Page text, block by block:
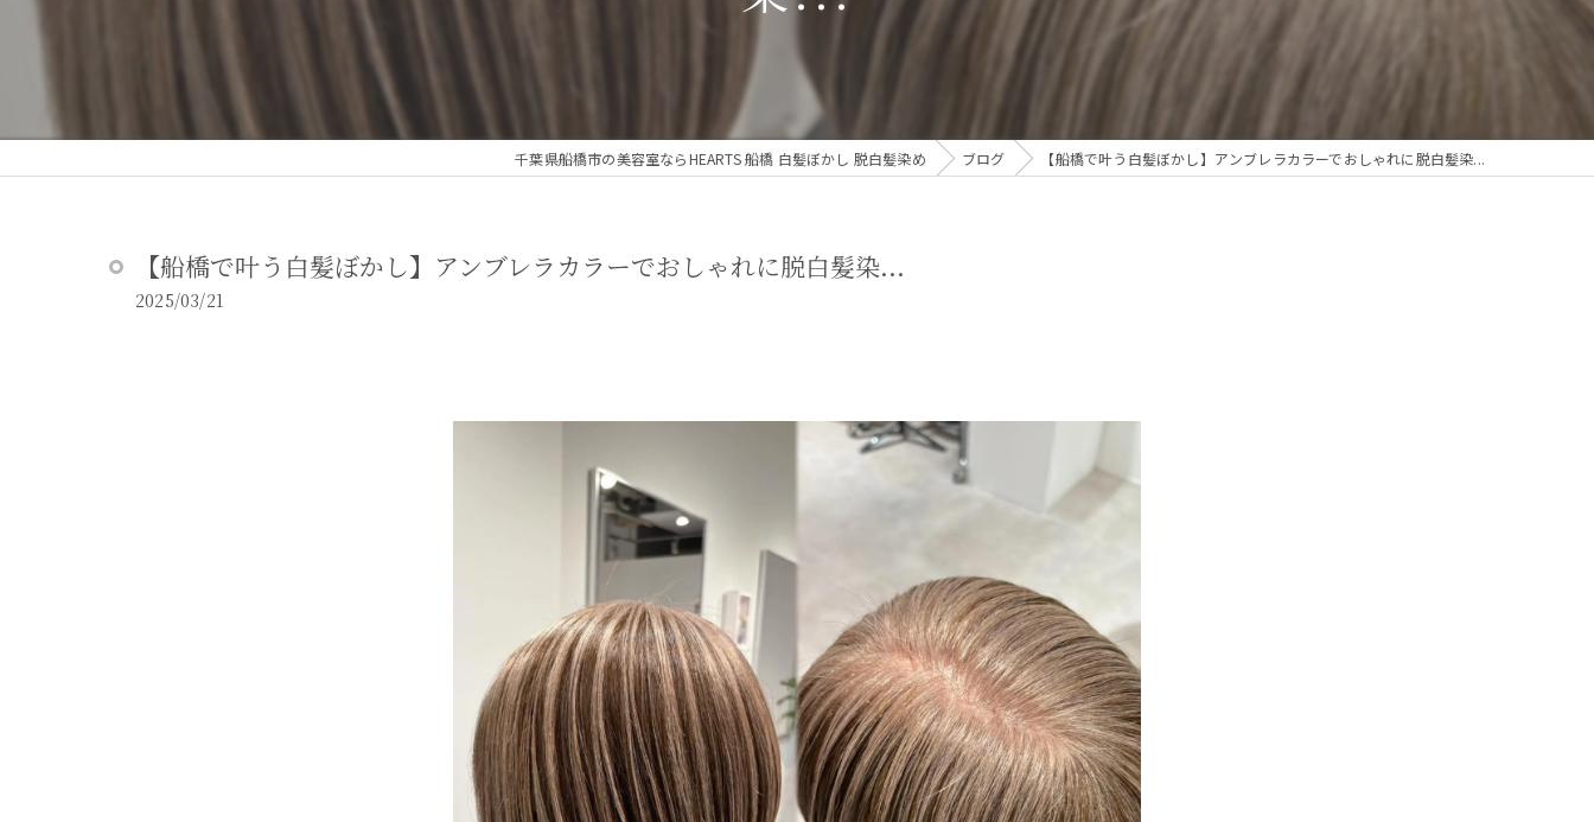
千葉県船橋市の美容室ならHEARTS 船橋 白髪ぼかし 脱白髪染め ブログ 【船橋で叶う白髪ぼかし】アンブレラカラーでおしゃれに脱白髪染...
【船橋で叶う白髪ぼかし】アンブレラカラーでおしゃれに脱白髪染...
2025/03/21